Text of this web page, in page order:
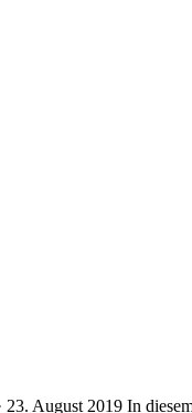
23. August 2019 In